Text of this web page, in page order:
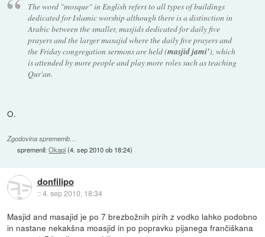
The word "mosque" in English refers to all types of buildings
dedicated for Islamic worship although there is a distinction in
Arabic between the smaller, masjids dedicated for daily five
prayers and the larger masajid where the daily five prayers and
the Friday congregation sermons are held (masjid jami'), which
is attended by more people and play more roles such as teaching
Qur'an.
O.
Zgodovina sprememb…
spremenil:Okapi(4. sep 2010 ob 18:24)
donfilipo
::4. sep 2010, 18:34
Masjid and masajid je po 7 brezbožnih pirih z vodko lahko podobno
in nastane nekakšna moasjid in po popravku pijanega frančiškana